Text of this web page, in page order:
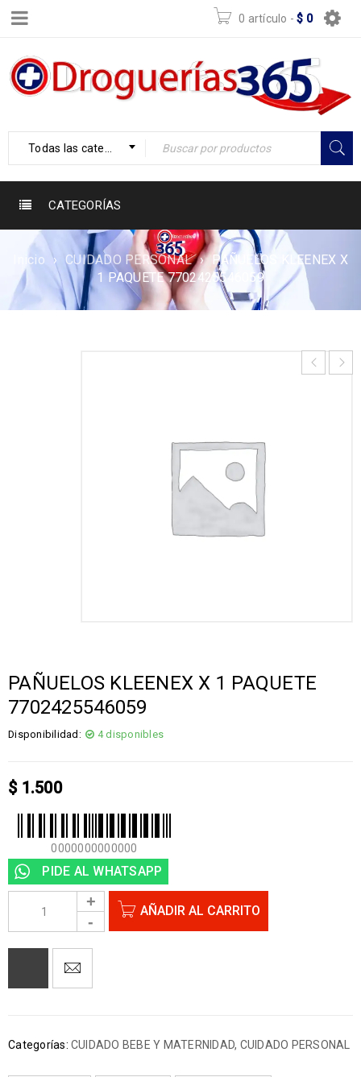
0 artículo - $ 0
Todas las categorías
CATEGORÍAS
Inicio › CUIDADO PERSONAL ›
PAÑUELOS KLEENEX X
1 PAQUETE 7702425546059
PAÑUELOS KLEENEX X 1 PAQUETE
7702425546059
Disponibilidad: 4 disponibles
$1.500
0000000000000
PIDE AL WHATSAPP
AÑADIR AL CARRITO
Categorías: CUIDADO BEBE Y MATERNIDAD, CUIDADO PERSONAL